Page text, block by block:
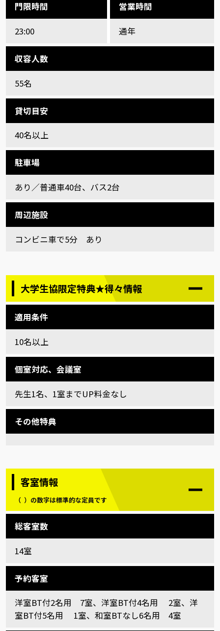
門限時間
23:00
営業時間
通年
収容人数
55名
貸切目安
40名以上
駐車場
あり／普通車40台、バス2台
周辺施設
コンビニ車で5分 あり
大学生協限定特典★得々情報
適用条件
10名以上
個室対応、会議室
先生1名、1室までUP料金なし
その他特典
客室情報
（ ）の数字は標準的な定員です
総客室数
14室
予約客室
洋室BT付2名用 7室、洋室BT付4名用 2室、洋
室BT付5名用 1室、和室BTなし6名用 4室